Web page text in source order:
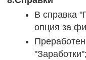
В справка
опция за
"Заработки";